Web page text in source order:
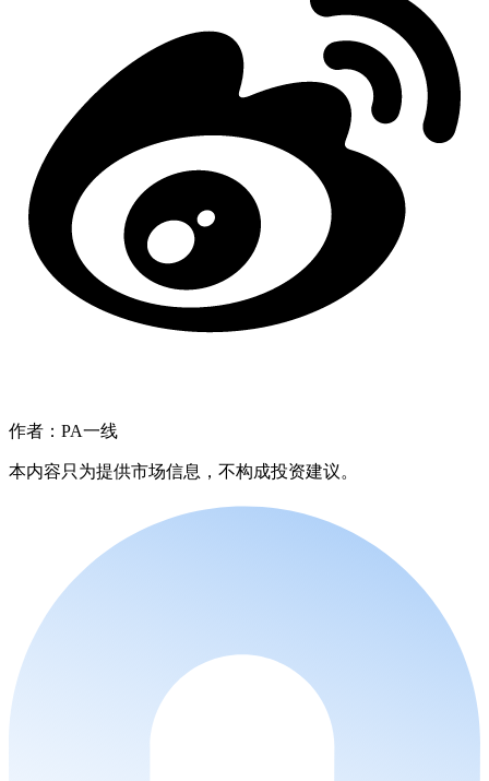
作者：PA一线
本内容只为提供市场信息，不构成投资建议。